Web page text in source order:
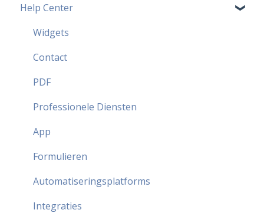
Prijzen FAQ
Meest populaire FAQ
Security FAQ
Partner FAQ
Help Center
Widgets
Contact
PDF
Professionele Diensten
App
Formulieren
Automatiseringsplatforms
Integraties